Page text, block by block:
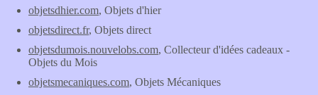
objetsdhier.com, Objets d'hier
objetsdirect.fr, Objets direct
objetsdumois.nouvelobs.com, Collecteur d'idées cadeaux -
Objets du Mois
objetsmecaniques.com, Objets Mécaniques